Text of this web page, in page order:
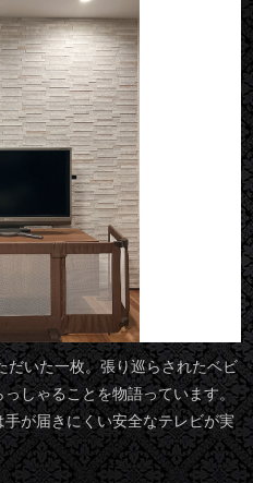
だいた一枚。張り巡らされたベビ
しゃることを物語っています。
が届きにくい安全なテレビが実